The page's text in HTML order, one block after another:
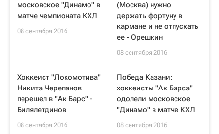
московское "Динамо" в
матче чемпионата КХЛ
08 сентября 2016
(Москва) нужно
держать фортуну в
кармане и не отпускать
ее - Орешкин
08 сентября 2016
Хоккеист "Локомотива"
Никита Черепанов
перешел в "Ак Барс" -
Билялетдинов
08 сентября 2016
Победа Казани:
хоккеисты "Ак Барса"
одолели московское
"Динамо" в матче КХЛ
08 сентября 2016